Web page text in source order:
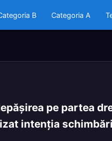
B Categoria A
pe partea
intenţia